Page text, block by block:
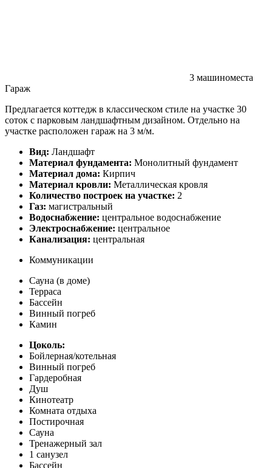
3 машиноместа
Гараж
Предлагается коттедж в классическом стиле на участке 30
соток с парковым ландшафтным дизайном. Отдельно на
участке расположен гараж на 3 м/м.
Вид: Ландшафт
Материал фундамента: Монолитный фундамент
Материал дома: Кирпич
Материал кровли: Металлическая кровля
Количество построек на участке: 2
Газ: магистральный
Водоснабжение: центральное водоснабжение
Электроснабжение: центральное
Канализация: центральная
Коммуникации
Сауна (в доме)
Терраса
Бассейн
Винный погреб
Камин
Цоколь:
Бойлерная/котельная
Винный погреб
Гардеробная
Душ
Кинотеатр
Комната отдыха
Постирочная
Сауна
Тренажерный зал
1 санузел
Бассейн